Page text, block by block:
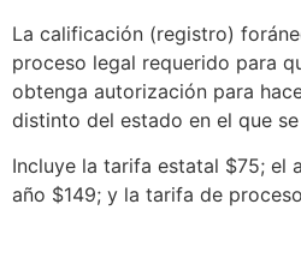
La calificación (registro)
proceso legal requerido para
obtenga autorización para
distinto del estado en el que
Incluye la tarifa estatal $75; el
año $149; y la tarifa de